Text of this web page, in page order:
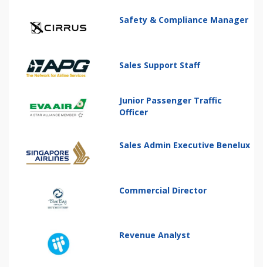
Safety & Compliance Manager
Sales Support Staff
Junior Passenger Traffic
Officer
Sales Admin Executive Benelux
Commercial Director
Revenue Analyst